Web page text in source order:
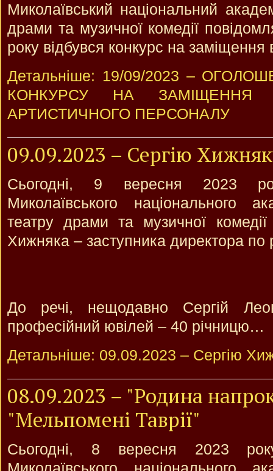
Миколаївський національний
драми та музичної комедії
року відбувся конкурс на
Детальніше: 19/09/2023 –
КОНКУРСУ НА ЗАМІЩЕННЯ
АРТИСТИЧНОГО ПЕРСОНАЛУ
09.09.2023 – Сергію
Сьогодні, 9 вересня 2023
Миколаївського національного
театру драми та музичної
Хижняка – заступника директора по
До речі, нещодавно Сергій
професійний ювілей – 40 річницю…
Детальніше: 09.09.2023 – Сергію
08.09.2023 – "Родина
"Мельпомені Таврії"
Сьогодні, 8 вересня 2023